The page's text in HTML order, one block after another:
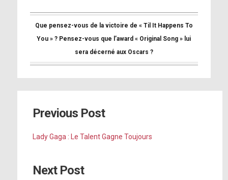
Que pensez-vous de la victoire de « Til It Happens To
You » ? Pensez-vous que l’award « Original Song » lui
sera décerné aux Oscars ?
Previous Post
Lady Gaga : Le Talent Gagne Toujours
Next Post